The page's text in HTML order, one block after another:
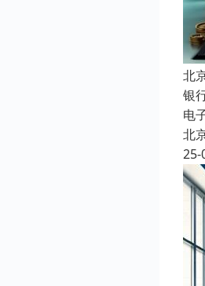
北
银
电
北
25-